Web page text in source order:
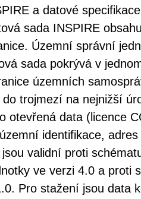
a datové
sada INSPIRE
Územní správní
sada pokrývá v
územních
trojmezí na nejnižší
otevřená data (licence
identifikace,
validní proti
ve verzi 4.0 a proti
Pro stažení jsou data